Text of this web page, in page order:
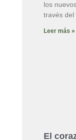
los
través del
Leer más »
El